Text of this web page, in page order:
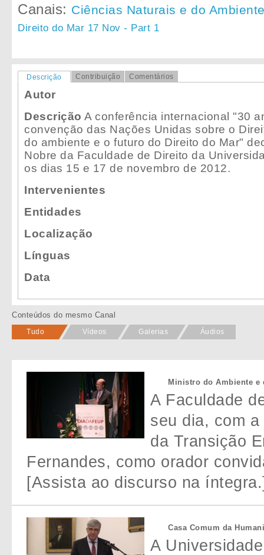
Canais: Ciências Naturais e do
Direito do Mar 17 Nov - Part 1
Descrição Contribuição Comentários
Autor
Descrição A conferência internacional "30
convenção das Nações Unidas sobre o
do ambiente e o futuro do Direito do Mar"
Nobre da Faculdade de Direito da
os dias 15 e 17 de novembro de 2012.
Intervenientes
Entidades
Localização
Línguas
Data
Conteúdos do mesmo Canal
Tudo Vídeos Galerias Áudios
Ministro do Ambiente e
A Faculdade
seu dia, com
da Transição
Fernandes, como orador
[Assista ao discurso na
Casa Comum da
A